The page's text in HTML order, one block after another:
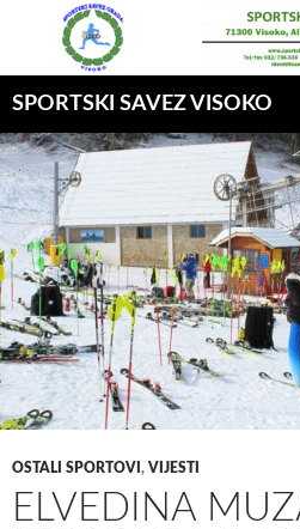
SPORTSKI SAVEZ VISOKO
OSTALI SPORTOVI , VIJESTI
ELVEDINA